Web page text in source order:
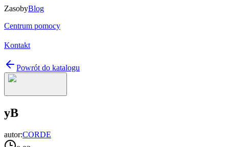
ZasobyBlog
Centrum pomocy
Kontakt
Powrót do katalogu
yB
autor:CORDE